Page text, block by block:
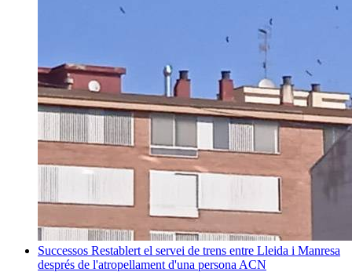
Successos Restablert el servei de trens entre Lleida i Manresa
després de l'atropellament d'una persona ACN